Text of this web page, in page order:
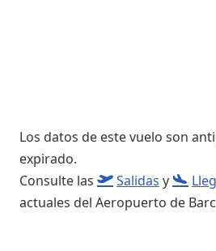
Los datos de este vuelo son
expirado.
Consulte las
Salidas y
actuales del Aeropuerto de